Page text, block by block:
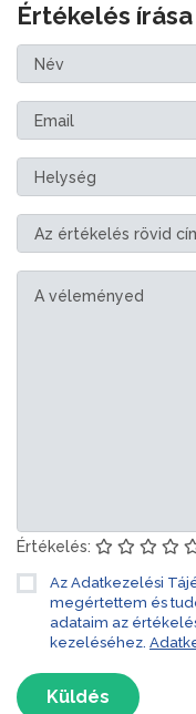
Értékelés írása
Értékelés:
Az Adatkezelési
megértettem és
adataim az
kezeléséhez.
Küldés